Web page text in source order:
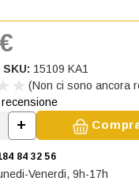
SKU: 15109 KA1
(Non ci sono ancora
la quantità di
Aumenta la
+
84 32 56
Venerdi, 9h-17h